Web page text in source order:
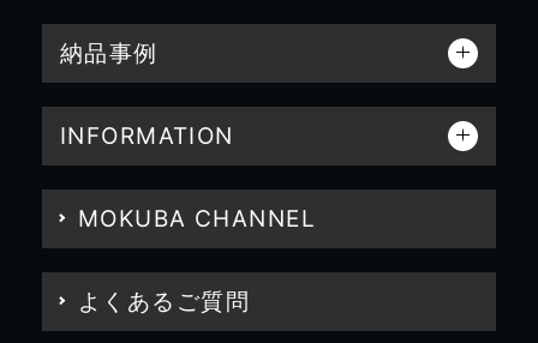
納品事例
INFORMATION
MOKUBA CHANNEL
よくあるご質問